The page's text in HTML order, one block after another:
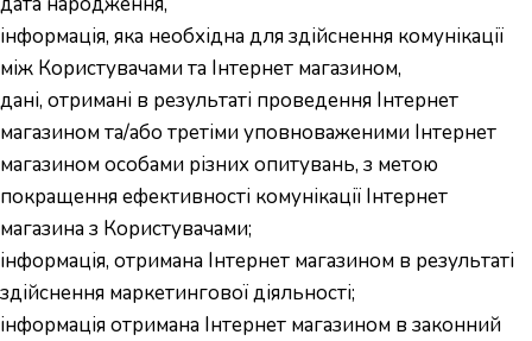
інформація, яка необхідна для здійснення комунікації
між Користувачами та Інтернет магазином,
дані, отримані в результаті проведення Інтернет
магазином та/або третіми уповноваженими Інтернет
магазином особами різних опитувань, з метою
покращення ефективності комунікації Інтернет
магазина з Користувачами;
інформація, отримана Інтернет магазином в результаті
здійснення маркетингової діяльності;
інформація отримана Інтернет магазином в законний